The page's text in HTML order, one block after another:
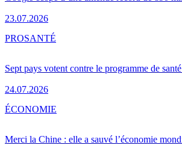
23.07.2026
Sept pays votent contre le programme de
24.07.2026
PROSANTÉ
Merci la Chine : elle a sauvé l’économie
ÉCONOMIE